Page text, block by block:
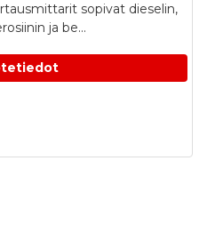
sopivat dieselin,
ja be...